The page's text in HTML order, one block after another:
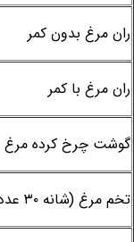
ران مرغ بدون کمر
ران مرغ با کمر
گوشت چرخ کرده مرغ
تخم مرغ (شانه ۳۰ عددی)